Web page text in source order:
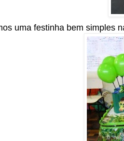
uma festinha bem simples